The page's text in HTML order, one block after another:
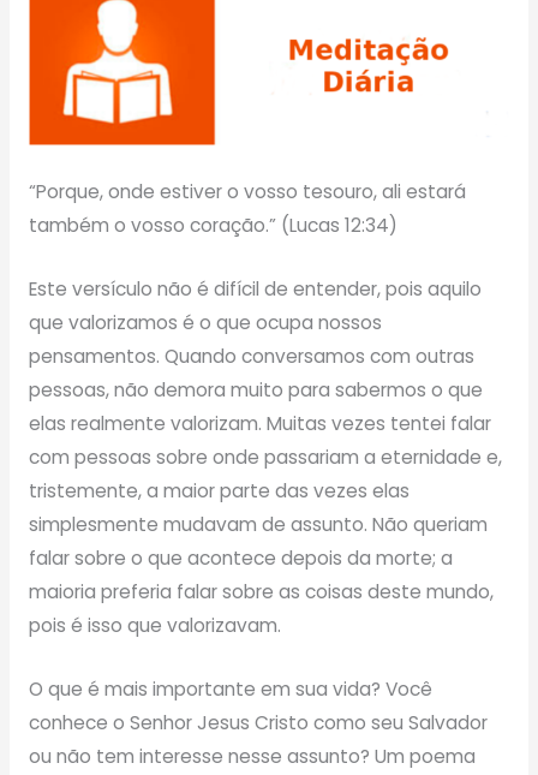
“Porque, onde estiver o vosso tesouro, ali estará
também o vosso coração.” (Lucas 12:34)
Este versículo não é difícil de entender, pois aquilo
que valorizamos é o que ocupa nossos
pensamentos. Quando conversamos com outras
pessoas, não demora muito para sabermos o que
elas realmente valorizam. Muitas vezes tentei falar
com pessoas sobre onde passariam a eternidade e,
tristemente, a maior parte das vezes elas
simplesmente mudavam de assunto. Não queriam
falar sobre o que acontece depois da morte; a
maioria preferia falar sobre as coisas deste mundo,
pois é isso que valorizavam.
O que é mais importante em sua vida? Você
conhece o Senhor Jesus Cristo como seu Salvador
ou não tem interesse nesse assunto? Um poema